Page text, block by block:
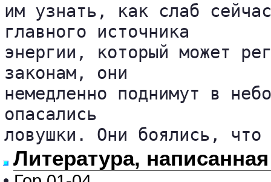
им узнать, как слаб
главного источника
энергии, который может
законам, они
немедленно поднимут в
опасались
ловушки. Они боялись, что
Литература,